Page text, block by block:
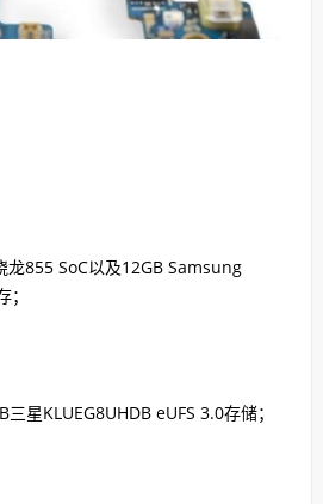
龙855 SoC以及12GB Samsung
三星KLUEG8UHDB eUFS 3.0存储；